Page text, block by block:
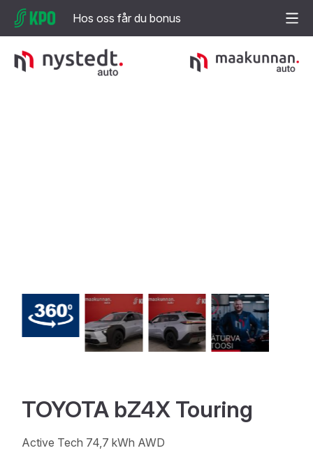
Hos oss får du bonus
TOYOTA bZ4X Touring
Active Tech 74,7 kWh AWD